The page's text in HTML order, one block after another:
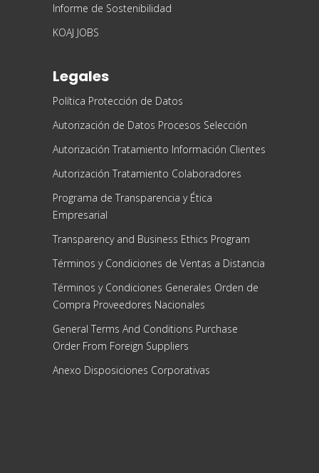
Informe de Sostenibilidad
KOAJ JOBS
Legales
Política Protección de Datos
Autorización de Datos Procesos Selección
Autorización Tratamiento Información Clientes
Autorización Tratamiento Colaboradores
Programa de Transparencia y Ética
Empresarial
Transparency and Business Ethics Program
Términos y Condiciones de Ventas a Distancia
Términos y Condiciones Generales Orden de
Compra Proveedores Nacionales
General Terms And Conditions Purchase
Order From Foreign Suppliers
Anexo Disposiciones Corporativas